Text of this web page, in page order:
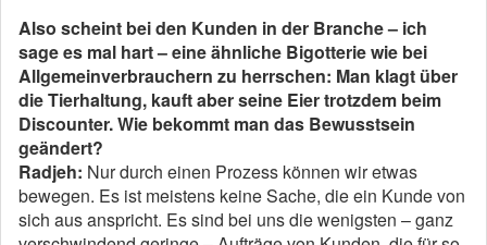
Also scheint bei den Kunden in der Branche – ich
sage es mal hart – eine ähnliche Bigotterie wie bei
Allgemeinverbrauchern zu herrschen: Man klagt über
die Tierhaltung, kauft aber seine Eier trotzdem beim
Discounter. Wie bekommt man das Bewusstsein
geändert?
Radjeh: Nur durch einen Prozess können wir etwas
bewegen. Es ist meistens keine Sache, die ein Kunde von
sich aus anspricht. Es sind bei uns die wenigsten – ganz